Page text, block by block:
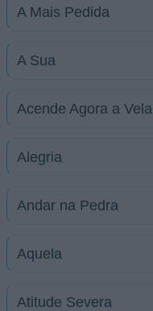
A Mais Pedida
A Sua
Acende Agora a Vela
Alegria
Andar na Pedra
Aquela
Atitude Severa